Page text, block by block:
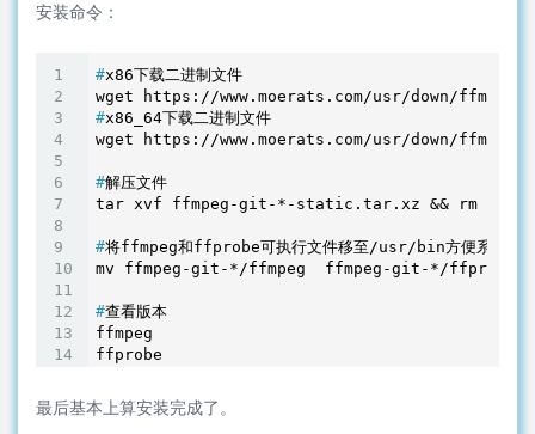
安装命令：
#x86下载二进制文件
#x86_64下载二进制文件
#解压文件
#将ffmpeg和ffprobe可执行文件移至/usr/bin方便系统直
#查看版本
ffmpeg
ffprobe
最后基本上算安装完成了。